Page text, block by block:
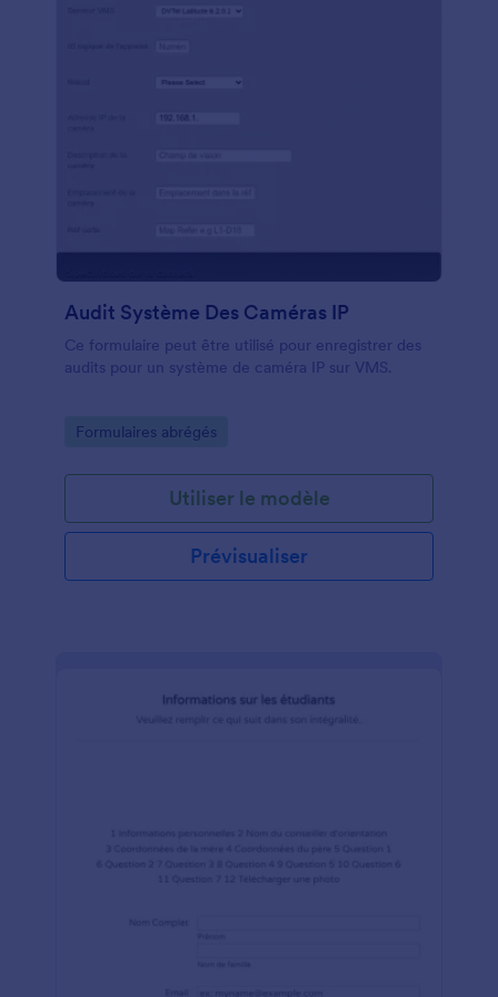
Audit Système Des Caméras IP
Ce formulaire peut être utilisé pour enregistrer des
audits pour un système de caméra IP sur VMS.
Go to Category:
Formulaires abrégés
Utiliser le modèle
Prévisualiser